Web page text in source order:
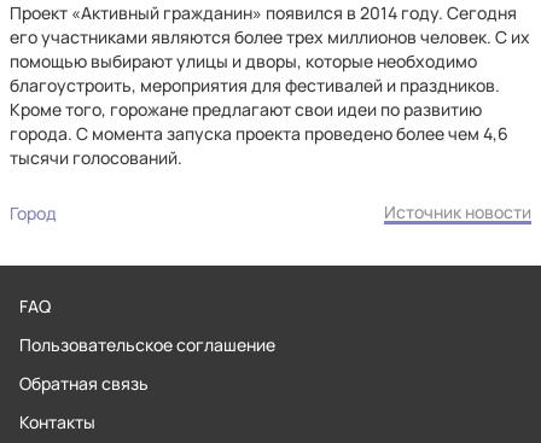
Проект «Активный гражданин» появился в 2014 году. Сегодня
его участниками являются более трех миллионов человек. С их
помощью выбирают улицы и дворы, которые необходимо
благоустроить, мероприятия для фестивалей и праздников.
Кроме того, горожане предлагают свои идеи по развитию
города. С момента запуска проекта проведено более чем 4,6
тысячи голосований.
Город Источник новости
FAQ
Пользовательское соглашение
Обратная связь
Контакты